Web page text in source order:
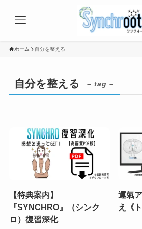
ホーム 自分を整える
自分を整える – tag –
【特典案内】
『SYNCHRO』（シンク
ロ）復習深化
運氣
え《